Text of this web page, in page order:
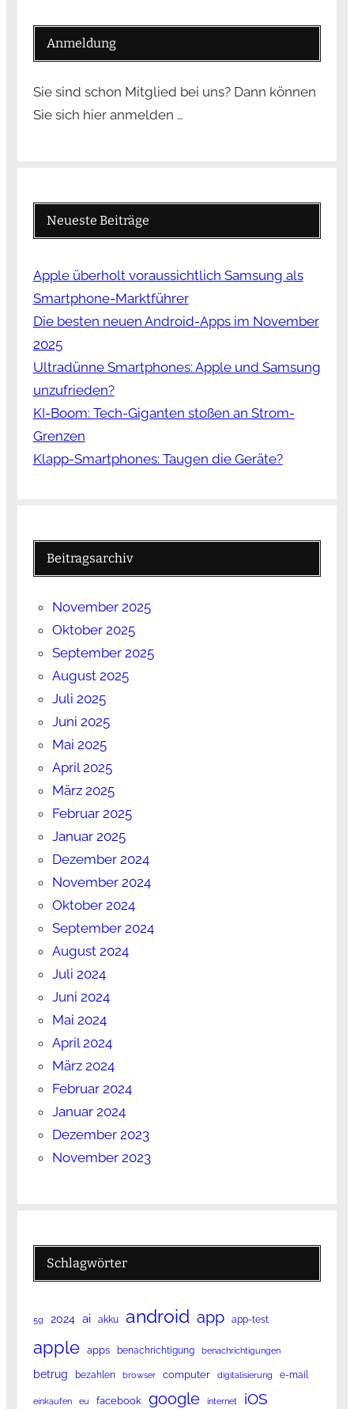
Anmeldung
Sie sind schon Mitglied bei uns? Dann können
Sie sich hier anmelden …
Neueste Beiträge
Apple überholt voraussichtlich Samsung als
Smartphone-Marktführer
Die besten neuen Android-Apps im November
2025
Ultradünne Smartphones: Apple und Samsung
unzufrieden?
KI-Boom: Tech-Giganten stoßen an Strom-
Grenzen
Klapp-Smartphones: Taugen die Geräte?
Beitragsarchiv
November 2025
Oktober 2025
September 2025
August 2025
Juli 2025
Juni 2025
Mai 2025
April 2025
März 2025
Februar 2025
Januar 2025
Dezember 2024
November 2024
Oktober 2024
September 2024
August 2024
Juli 2024
Juni 2024
Mai 2024
April 2024
März 2024
Februar 2024
Januar 2024
Dezember 2023
November 2023
Schlagwörter
5g 2024 ai akku android app app-test
apple apps benachrichtigung benachrichtigungen
betrug bezahlen browser computer digitalisierung e-mail
einkaufen eu facebook google internet iOS